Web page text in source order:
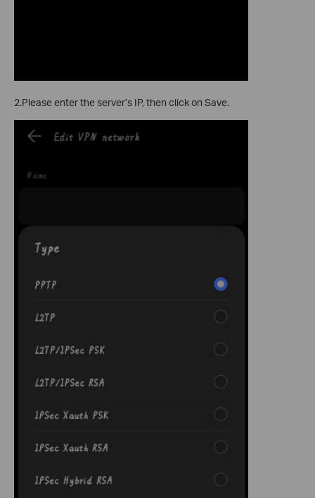
2.Please enter the server’s IP, then click on Save.